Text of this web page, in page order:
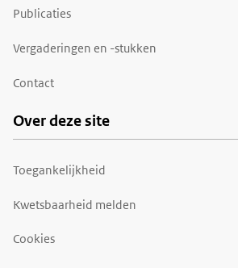
Publicaties
Vergaderingen en -stukken
Contact
Over deze site
Toegankelijkheid
Kwetsbaarheid melden
Cookies